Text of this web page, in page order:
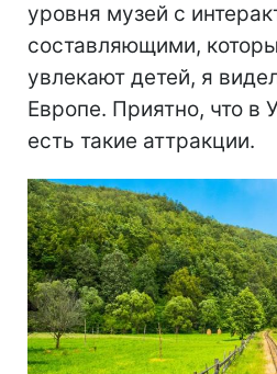
уровня музей с
составляющими,
увлекают детей, я
Европе. Приятно, что в
есть такие аттракции.